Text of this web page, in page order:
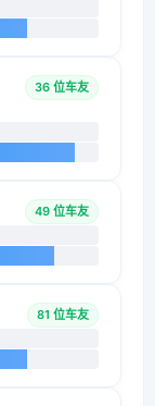
36 位车友
49 位车友
81 位车友